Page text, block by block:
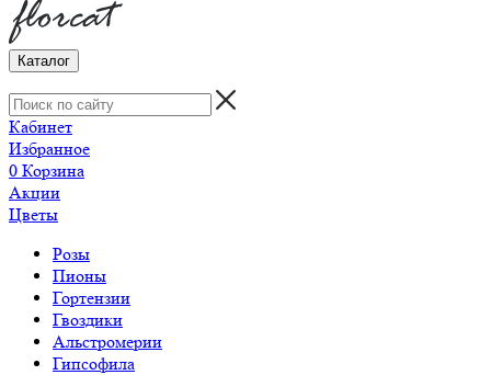
Каталог
Кабинет
Избранное
0 Корзина
Акции
Цветы
Розы
Пионы
Гортензии
Гвоздики
Альстромерии
Гипсофила